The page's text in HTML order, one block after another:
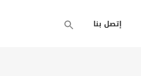
إتصل بنا